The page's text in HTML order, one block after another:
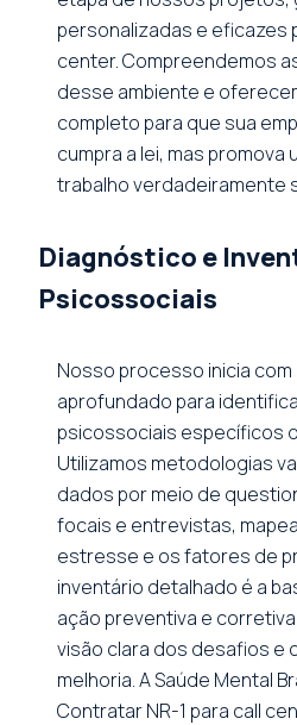
personalizadas e eficazes
center. Compreendemos
desse ambiente e
completo para que sua
cumpra a lei, mas promova
trabalho verdadeiramente
Diagnóstico e
Psicossociais
Nosso processo inicia
aprofundado para
psicossociais específicos
Utilizamos metodologias
dados por meio de
focais e entrevistas,
estresse e os fatores de
inventário detalhado é a
ação preventiva e
visão clara dos desafios e
melhoria. A Saúde Mental
Contratar NR-1 para call